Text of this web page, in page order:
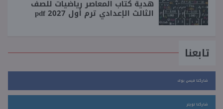
هدية كتاب المعاصر رياضيات للصف
الثالث الإعدادي ترم أول 2027 pdf
تابعنا
شاركنا فيس بوك
شاركنا تويتر